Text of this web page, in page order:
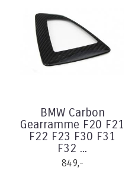
BMW Carbon
Gearramme F20 F21
F22 F23 F30 F31
F32 ...
849,-